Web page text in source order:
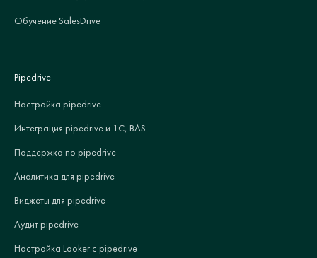
Обучение SalesDrive
Pipedrive
Настройка pipedrive
Интеграция pipedrive и 1С, BAS
Поддержка по pipedrive
Аналитика для pipedrive
Виджеты для pipedrive
Аудит pipedrive
Настройка Looker с pipedrive